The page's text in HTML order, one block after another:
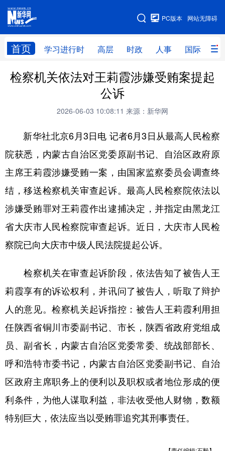
网站无障碍
PC版本
首页 学习进行时 高层 时政 人事 国际 财
网站地图
学习进行时 高层 时政 人事
全球连线
科技 科创 量子 体育
文化 书画 健康 军事
法律 中央文件 金融 汽车
食品 人居 信息化 数字经济
学术中国 乡村振兴 银龄
彩票 娱乐 时尚 悦读
公益 一带一路 亚太网 上市公司
文化产业
地方频道
辽宁 吉林 上海
检察机关依法对王莉霞涉嫌受贿案提起
公诉
2026-06-03 10:08:11 来源：新华网
新华社北京6月3日电 记者6月3日从最高人民检察
院获悉，内蒙古自治区党委原副书记、自治区政府原
主席王莉霞涉嫌受贿一案，由国家监察委员会调查终
结，移送检察机关审查起诉。最高人民检察院依法以
涉嫌受贿罪对王莉霞作出逮捕决定，并指定由黑龙江
省大庆市人民检察院审查起诉。近日，大庆市人民检
察院已向大庆市中级人民法院提起公诉。
检察机关在审查起诉阶段，依法告知了被告人王
莉霞享有的诉讼权利，并讯问了被告人，听取了辩护
人的意见。检察机关起诉指控：被告人王莉霞利用担
任陕西省铜川市委副书记、市长，陕西省政府党组成
员、副省长，内蒙古自治区党委常委、统战部部长、
呼和浩特市委书记，内蒙古自治区党委副书记、自治
区政府主席职务上的便利以及职权或者地位形成的便
利条件，为他人谋取利益，非法收受他人财物，数额
特别巨大，依法应当以受贿罪追究其刑事责任。